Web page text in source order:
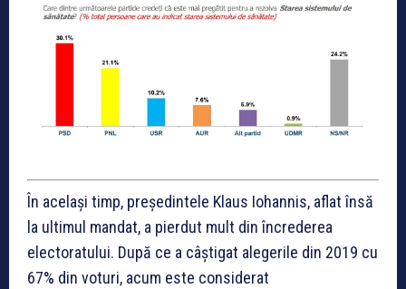
În același timp, președintele Klaus Iohannis, aflat însă
la ultimul mandat, a pierdut mult din încrederea
electoratului. După ce a câștigat alegerile din 2019 cu
67% din voturi, acum este considerat